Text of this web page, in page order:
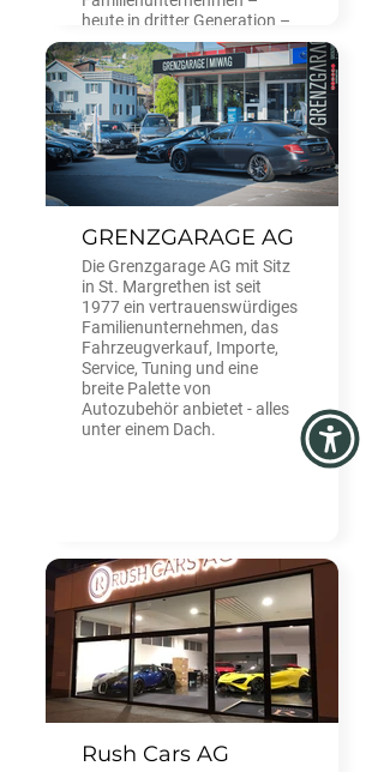
heute in dritter Generation –
einen Ruf für automobile
Kompetenz, umfassenden
Service und langfristige
Kundenpartnerschaften
erworben.
GRENZGARAGE AG
Die Grenzgarage AG mit Sitz
in St. Margrethen ist seit
1977 ein vertrauenswürdiges
Familienunternehmen, das
Fahrzeugverkauf, Importe,
Service, Tuning und eine
breite Palette von
Autozubehör anbietet - alles
unter einem Dach.
Rush Cars AG